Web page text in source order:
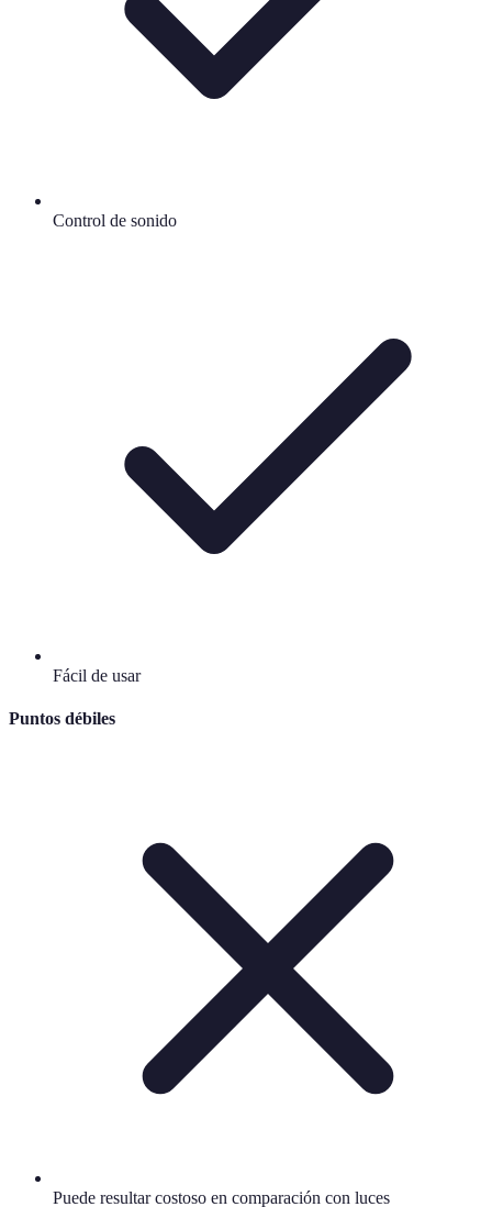
Control de sonido
Fácil de usar
Puntos débiles
Puede resultar costoso en comparación con luces